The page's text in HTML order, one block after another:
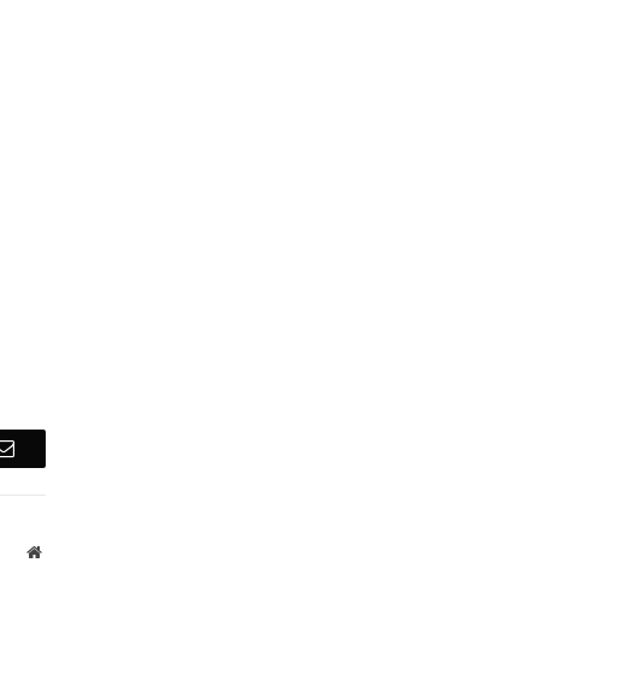
Email
Website